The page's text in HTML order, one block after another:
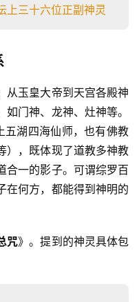
上三十六位正副神灵
从玉皇大帝到天宫各殿神
门神、龙神、灶神等。
五湖四海仙师，也有佛教
），既体现了道教多神教
合一的影子。可谓综罗百
在何方，都能得到神明的
咒》。提到的神灵具体包